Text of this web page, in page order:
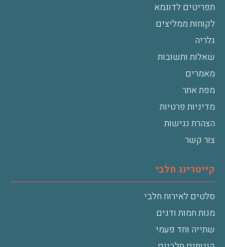
תפריטים לדוגמא
לקוחות ממליצים
גלריה
שאלות ותשובות
מאמרים
מפת אתר
מדיניות פרטיות
הצהרת נגישות
צור קשר
קייטרינג חלבי
סלטים לאירוח חלבי
מנות חמות ודגים
שתייה וחד פעמי